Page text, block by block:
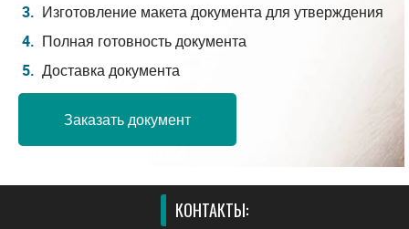
Изготовление макета документа для утверждения
Полная готовность документа
Доставка документа
Заказать документ
КОНТАКТЫ: